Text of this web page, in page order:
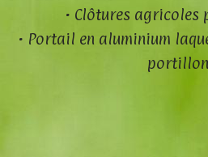
• Clôtures agricoles
• Portail en aluminium